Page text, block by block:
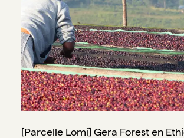
[Parcelle Lomi] Gera Forest en